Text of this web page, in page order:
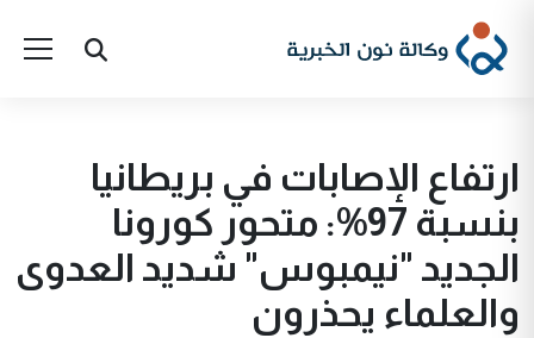
ارتفاع الإصابات في بريطانيا
بنسبة 97%: متحور كورونا
الجديد "نيمبوس" شديد العدوى
والعلماء يحذرون